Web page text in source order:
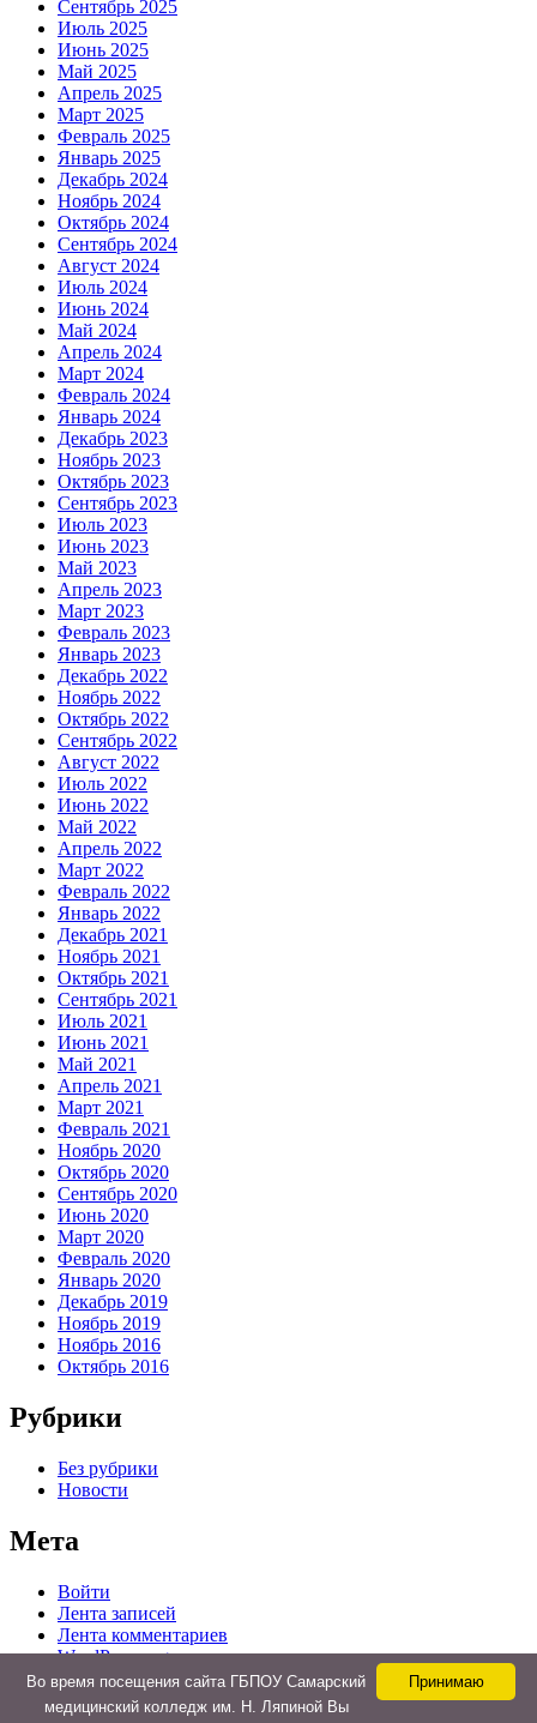
Сентябрь 2025
Июль 2025
Июнь 2025
Май 2025
Апрель 2025
Март 2025
Февраль 2025
Январь 2025
Декабрь 2024
Ноябрь 2024
Октябрь 2024
Сентябрь 2024
Август 2024
Июль 2024
Июнь 2024
Май 2024
Апрель 2024
Март 2024
Февраль 2024
Январь 2024
Декабрь 2023
Ноябрь 2023
Октябрь 2023
Сентябрь 2023
Июль 2023
Июнь 2023
Май 2023
Апрель 2023
Март 2023
Февраль 2023
Январь 2023
Декабрь 2022
Ноябрь 2022
Октябрь 2022
Сентябрь 2022
Август 2022
Июль 2022
Июнь 2022
Май 2022
Апрель 2022
Март 2022
Февраль 2022
Январь 2022
Декабрь 2021
Ноябрь 2021
Октябрь 2021
Сентябрь 2021
Июль 2021
Июнь 2021
Май 2021
Апрель 2021
Март 2021
Февраль 2021
Ноябрь 2020
Октябрь 2020
Сентябрь 2020
Июнь 2020
Март 2020
Февраль 2020
Январь 2020
Декабрь 2019
Ноябрь 2019
Ноябрь 2016
Октябрь 2016
Рубрики
Без рубрики
Новости
Мета
Войти
Лента записей
Лента комментариев
WordPress.org
Принимаю
Во время посещения сайта ГБПОУ Самарский
медицинский колледж им. Н. Ляпиной Вы